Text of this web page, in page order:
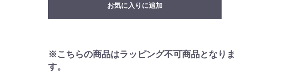
お気に入りに追加
※こちらの商品はラッピング不可商品となりま
す。